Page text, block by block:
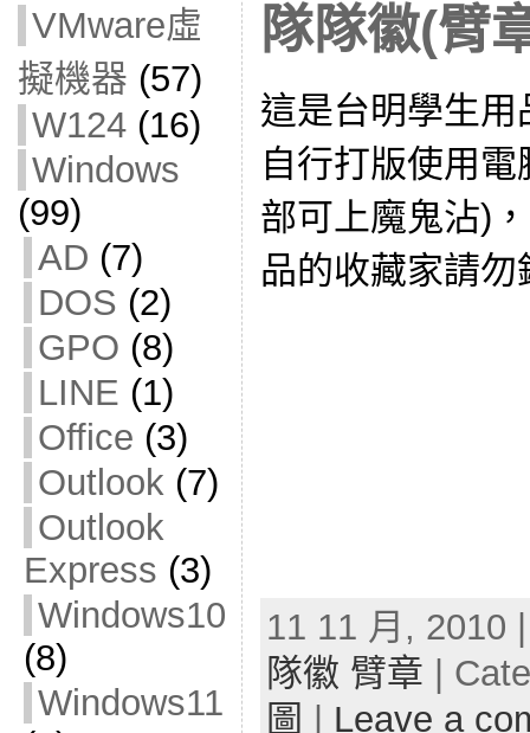
VMware虛
擬機器 (57)
W124(16)
Windows
(99)
AD (7)
DOS (2)
GPO (8)
LINE (1)
Office (3)
Outlook(7)
Outlook
Express (3)
Windows10
(8)
Windows11
隊隊徽(臂
這是台明學生
自行打版使用
部可上魔鬼沾)
品的收藏家請勿
11 11 月, 2010
隊徽 臂章 |
圖
Leave a